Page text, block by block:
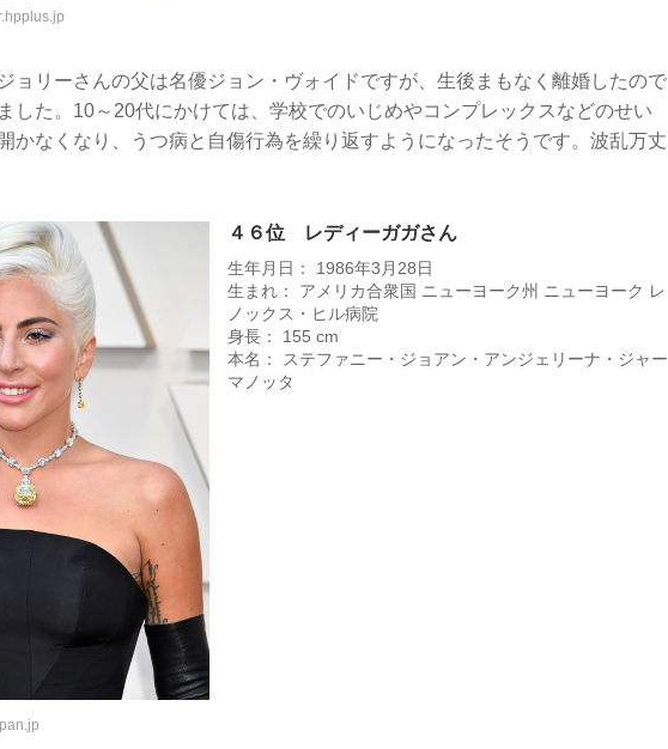
ョリーさんの父は名優ジョン・ヴォイドですが、生後まもなく離婚したので
した。10～20代にかけては、学校でのいじめやコンプレックスなどのせい
かなくなり、うつ病と自傷行為を繰り返すようになったそうです。波乱万丈
４６位 レディーガガさん
生年月日： 1986年3月28日
生まれ： アメリカ合衆国 ニューヨーク州 ニューヨーク レ
ノックス・ヒル病院
身長： 155 cm
本名： ステファニー・ジョアン・アンジェリーナ・ジャー
マノッタ